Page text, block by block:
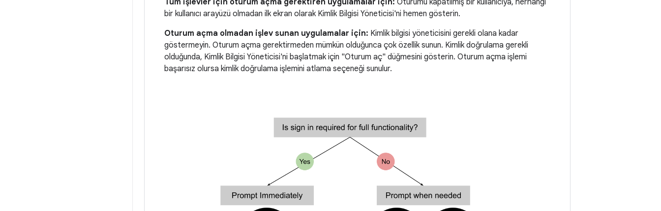
Tüm işlevler için oturum açma gerektiren uygulamalar için: Oturumu kapatılmış bir kullanıcıya, herhangi
bir kullanıcı arayüzü olmadan ilk ekran olarak Kimlik Bilgisi Yöneticisi'ni hemen gösterin.
Oturum açma olmadan işlev sunan uygulamalar için: Kimlik bilgisi yöneticisini gerekli olana kadar
göstermeyin. Oturum açma gerektirmeden mümkün olduğunca çok özellik sunun. Kimlik doğrulama gerekli
olduğunda, Kimlik Bilgisi Yöneticisi'ni başlatmak için "Oturum aç" düğmesini gösterin. Oturum açma işlemi
başarısız olursa kimlik doğrulama işlemini atlama seçeneği sunulur.